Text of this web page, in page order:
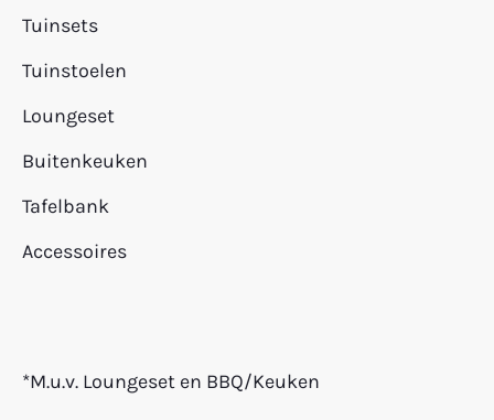
Tuinsets
Tuinstoelen
Loungeset
Buitenkeuken
Tafelbank
Accessoires
*M.u.v. Loungeset en BBQ/Keuken